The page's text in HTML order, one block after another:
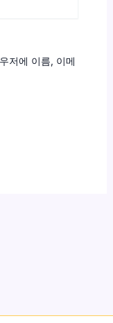
저에 이름, 이메